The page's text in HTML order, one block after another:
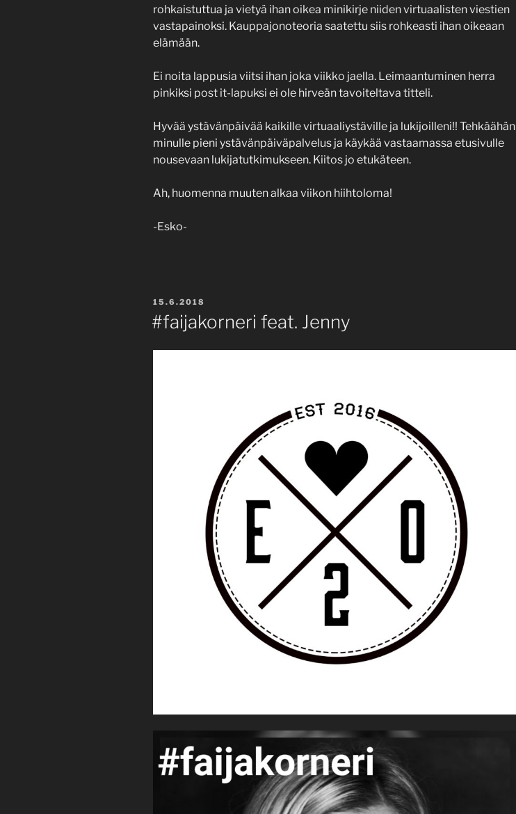
rohkaistuttua ja vietyä ihan oikea minikirje niiden virtuaalisten viestien
vastapainoksi. Kauppajonoteoria saatettu siis rohkeasti ihan oikeaan
elämään.
Ei noita lappusia viitsi ihan joka viikko jaella. Leimaantuminen herra
pinkiksi post it-lapuksi ei ole hirveän tavoiteltava titteli.
Hyvää ystävänpäivää kaikille virtuaaliystäville ja lukijoilleni!! Tehkäähän
minulle pieni ystävänpäiväpalvelus ja käykää vastaamassa etusivulle
nousevaan lukijatutkimukseen. Kiitos jo etukäteen.
Ah, huomenna muuten alkaa viikon hiihtoloma!
-Esko-
POSTED
ON
15.6.2018
#faijakorneri feat. Jenny